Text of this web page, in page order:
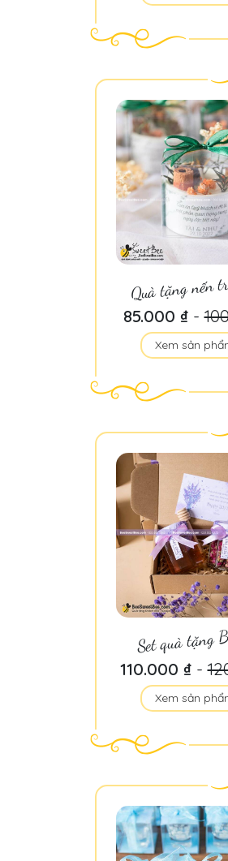
Quà tặng nến
85.000 ₫-
Xem sản
Set quà tặng
110.000 ₫-
Xem sản